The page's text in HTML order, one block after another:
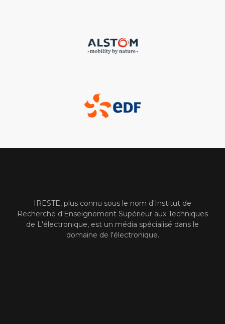
IRESTE, plus connu sous le nom d'Institut de
Recherche d'Enseignement Supérieur aux Techniques
de L'électronique, est un média spécialisé dans le
domaine de l'électronique.